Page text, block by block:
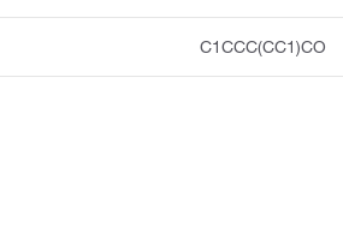
C1CCC(CC1)CO